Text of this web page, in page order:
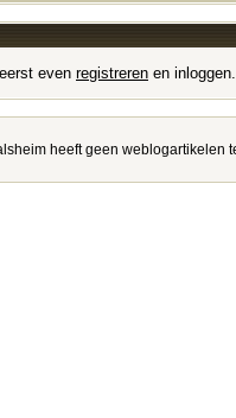
even registreren en inloggen.
heeft geen weblogartikelen